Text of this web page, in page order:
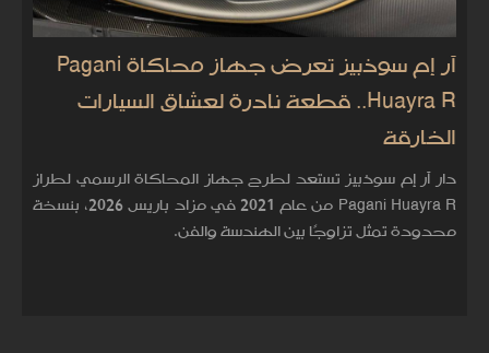
آر إم سوذبيز تعرض جهاز محاكاة Pagani
Huayra R.. قطعة نادرة لعشاق السيارات
الخارقة
دار آر إم سوذبيز تستعد لطرح جهاز المحاكاة الرسمي لطراز
Pagani Huayra R من عام 2021 في مزاد باريس 2026، بنسخة
محدودة تمثل تزاوجًا بين الهندسة والفن.